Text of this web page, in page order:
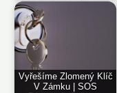
Vyřešíme Zlomený Klíč
V Zámku | SOS